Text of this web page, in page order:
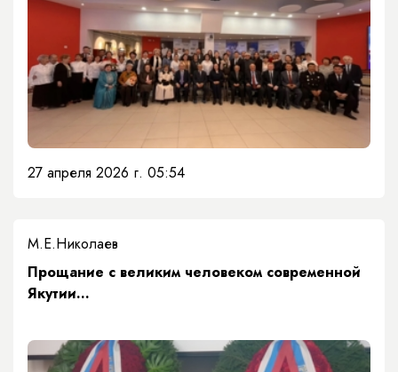
27 апреля 2026 г. 05:54
М.Е.Николаев
Прощание с великим человеком современной
Якутии…